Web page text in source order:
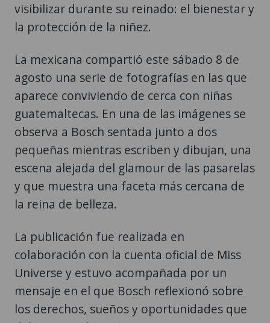
visibilizar durante su reinado: el bienestar y
la protección de la niñez.
La mexicana compartió este sábado 8 de
agosto una serie de fotografías en las que
aparece conviviendo de cerca con niñas
guatemaltecas. En una de las imágenes se
observa a Bosch sentada junto a dos
pequeñas mientras escriben y dibujan, una
escena alejada del glamour de las pasarelas
y que muestra una faceta más cercana de
la reina de belleza.
La publicación fue realizada en
colaboración con la cuenta oficial de Miss
Universe y estuvo acompañada por un
mensaje en el que Bosch reflexionó sobre
los derechos, sueños y oportunidades que